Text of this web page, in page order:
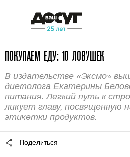
ПОКУПАЕМ ЕДУ: 10 ЛОВУШЕК
В издательстве «Эксмо»
диетолога Екатерины
питания. Легкий путь к
ликует главу, посвященную
этикетки продуктов.
Поделиться